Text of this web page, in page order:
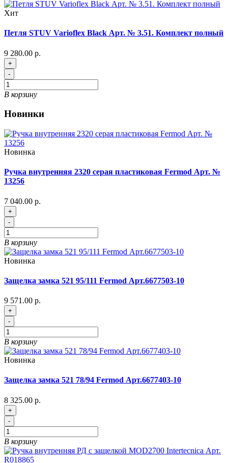
Хит
Петля STUV Varioflex Black Арт. № 3.51. Комплект полный
9 280.00 р.
+
-
В корзину
Новинки
Новинка
Ручка внутренняя 2320 серая пластиковая Fermod Арт. №
13256
7 040.00 р.
+
-
В корзину
Новинка
Защелка замка 521 95/111 Fermod Арт.6677503-10
9 571.00 р.
+
-
В корзину
Новинка
Защелка замка 521 78/94 Fermod Арт.6677403-10
8 325.00 р.
+
-
В корзину